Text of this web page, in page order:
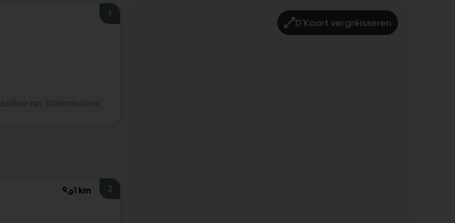
1
1 km 2
D'Kaart vergréisseren